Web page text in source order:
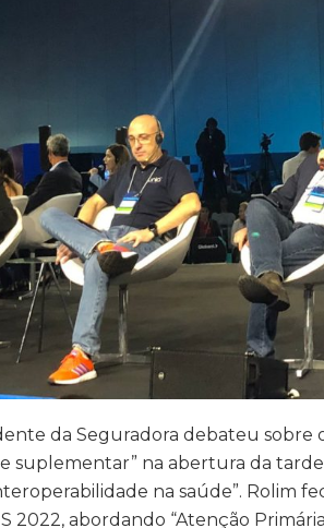
da Seguradora debateu sobre
suplementar” na abertura da
na saúde”. Rolim
2022, abordando “Atenção